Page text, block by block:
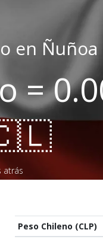
en Ñuñoa
atrás
Peso Chileno (CLP)